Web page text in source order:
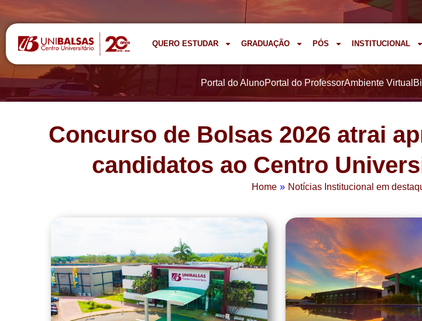
QUERO ESTUDAR GRADUAÇÃO PÓS INSTITUCIONAL
Portal do AlunoPortal do ProfessorAmbiente Virtual
Concurso de Bolsas 2026 atrai
candidatos ao Centro
Home » Notícias Institucional em